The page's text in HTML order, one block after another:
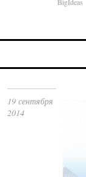
19 сентября
2014